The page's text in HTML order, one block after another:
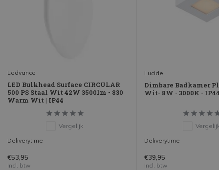
Ledvance
LED Bulkhead Surface CIRCULAR
500 PS Staal Wit 42W 3500lm - 830
Warm Wit | IP44
Vergelijk
Deliverytime
€53,95
Incl. btw
Lucide
Dimbare Badkamer
Wit- 8W - 3000K -
Deliverytime
€39,95
Incl. btw